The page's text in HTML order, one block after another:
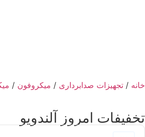
خانه / تجهیزات صدابرداری / میکروفون /
تخفیفات امروز آلندویو